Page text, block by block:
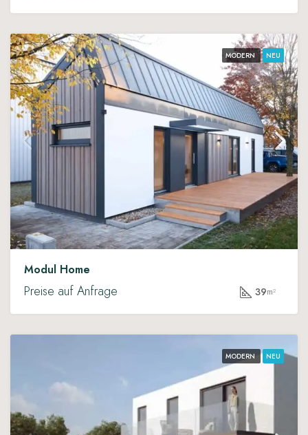
MODERN NEU
Modul Home
Preise auf Anfrage 39m²
MODERN NEU